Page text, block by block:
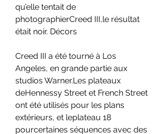
qu’elle tentait de
photographierCreed III,le résultat
était noir. Décors
Creed III a été tourné à Los
Angeles, en grande partie aux
studios Warner.Les plateaux
deHennessy Street et French Street
ont été utilisés pour les plans
extérieurs, et leplateau 18
pourcertaines séquences avec des